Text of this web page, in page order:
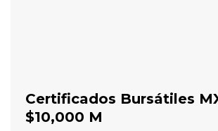
Certificados Bursátiles
$10,000 M